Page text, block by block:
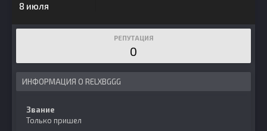
8 июля
РЕПУТАЦИЯ
0
ИНФОРМАЦИЯ О RELXBGGG
Звание
Только пришел